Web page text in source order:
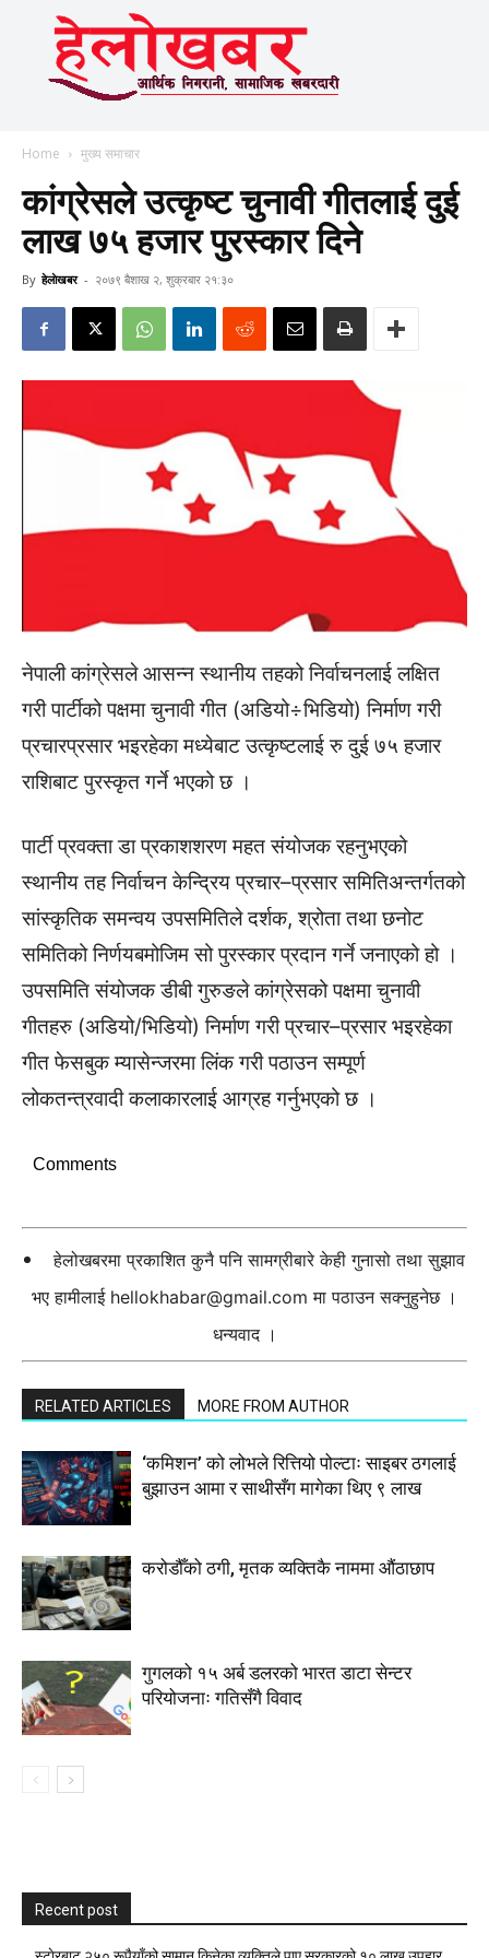
Home मुख्य समाचार
कांग्रेसले उत्कृष्ट चुनावी गीतलाई दुई
लाख ७५ हजार पुरस्कार दिने
By हेलाेखबर - २०७९ बैशाख २, शुक्रबार २१:३०
नेपाली कांग्रेसले आसन्न स्थानीय तहको निर्वाचनलाई लक्षित
गरी पार्टीको पक्षमा चुनावी गीत (अडियो÷भिडियो) निर्माण गरी
प्रचारप्रसार भइरहेका मध्येबाट उत्कृष्टलाई रु दुई ७५ हजार
राशिबाट पुरस्कृत गर्ने भएको छ ।
पार्टी प्रवक्ता डा प्रकाशशरण महत संयोजक रहनुभएको
स्थानीय तह निर्वाचन केन्द्रिय प्रचार–प्रसार समितिअन्तर्गतको
सांस्कृतिक समन्वय उपसमितिले दर्शक, श्रोता तथा छनोट
समितिको निर्णयबमोजिम सो पुरस्कार प्रदान गर्ने जनाएको हो ।
उपसमिति संयोजक डीबी गुरुङले कांग्रेसको पक्षमा चुनावी
गीतहरु (अडियो/भिडियो) निर्माण गरी प्रचार–प्रसार भइरहेका
गीत फेसबुक म्यासेन्जरमा लिंक गरी पठाउन सम्पूर्ण
लोकतन्त्रवादी कलाकारलाई आग्रह गर्नुभएको छ ।
Comments
हेलोखबरमा प्रकाशित कुनै पनि सामग्रीबारे केही गुनासो तथा सुझाव
भए हामीलाई hellokhabar@gmail.com मा पठाउन सक्नुहुनेछ ।
धन्यवाद ।
RELATED ARTICLES MORE FROM AUTHOR
‘कमिशन’ को लोभले रित्तियो पोल्टाः साइबर ठगलाई
बुझाउन आमा र साथीसँग मागेका थिए ९ लाख
करोडौँको ठगी, मृतक व्यक्तिकै नाममा औंठाछाप
गुगलको १५ अर्ब डलरको भारत डाटा सेन्टर
परियोजनाः गतिसँगै विवाद
Recent post